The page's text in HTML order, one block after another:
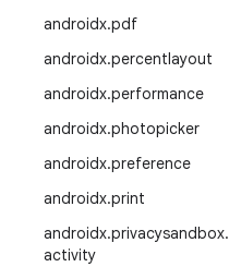
androidx.pdf
androidx.percentlayout
androidx.performance
androidx.photopicker
androidx.preference
androidx.print
androidx.privacysandbox.
activity